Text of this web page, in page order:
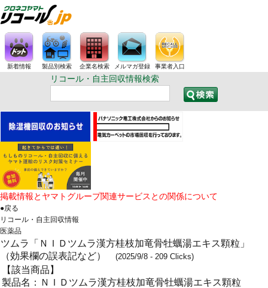
新着情報 製品別検索 企業名検索 メルマガ登録 事業者入口
リコール・自主回収情報検索
掲載情報とヤマトグループ関連サービスとの関係について
●戻る
リコール・自主回収情報
医薬品
ツムラ「ＮＩＤツムラ漢方桂枝加竜骨牡蠣湯エキス顆粒」
（効果欄の誤表記など）
(2025/9/8 - 209 Clicks)
【該当商品】
製品名：ＮＩＤツムラ漢方桂枝加竜骨牡蠣湯エキス顆粒